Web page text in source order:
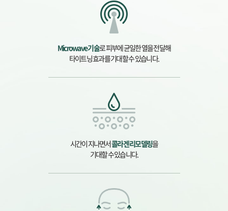
Microwave 기술로 피부에 균일한 열을 전달해
타이트닝 효과를 기대할 수 있습니다.
시간이 지나면서콜라겐 리모델링을
기대할 수 있습니다.